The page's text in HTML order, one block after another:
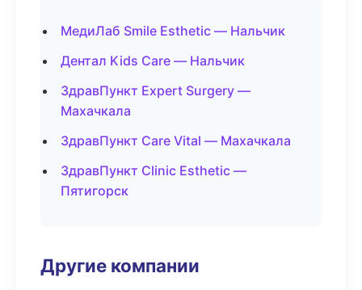
МедиЛаб Smile Esthetic — Нальчик
Дентал Kids Care — Нальчик
ЗдравПункт Expert Surgery —
Махачкала
ЗдравПункт Care Vital — Махачкала
ЗдравПункт Clinic Esthetic —
Пятигорск
Другие компании